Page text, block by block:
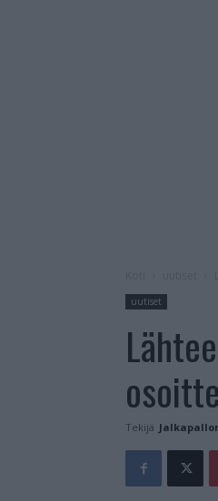
uutiset
Tekijä